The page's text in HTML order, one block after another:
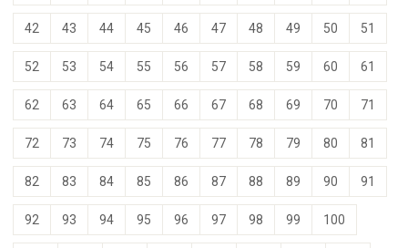
42 43 44 45 46 47 48 49 50 51
52 53 54 55 56 57 58 59 60 61
62 63 64 65 66 67 68 69 70 71
72 73 74 75 76 77 78 79 80 81
82 83 84 85 86 87 88 89 90 91
92 93 94 95 96 97 98 99 100